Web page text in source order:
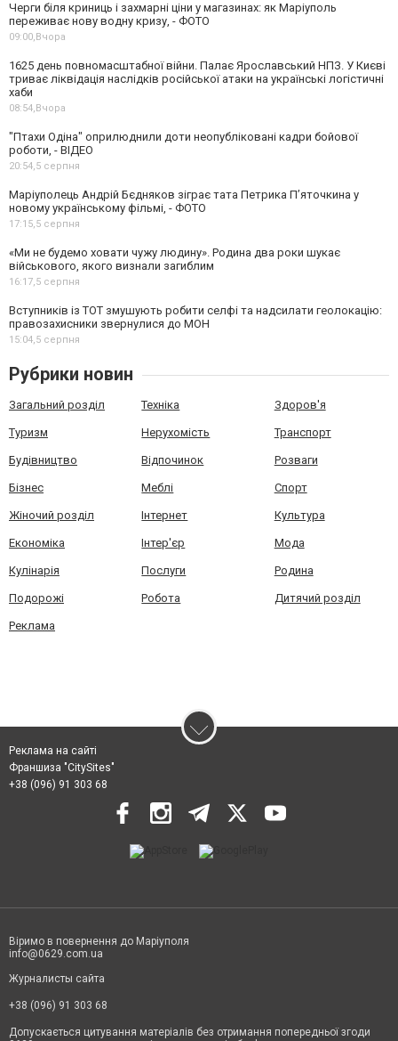
Черги біля криниць і захмарні ціни у магазинах: як Маріуполь
переживає нову водну кризу, - ФОТО
09:00,Вчора
1625 день повномасштабної війни. Палає Ярославський НПЗ. У Києві
триває ліквідація наслідків російської атаки на українські логістичні
хаби
08:54,Вчора
"Птахи Одіна" оприлюднили доти неопубліковані кадри бойової
роботи, - ВІДЕО
20:54,5 серпня
Маріуполець Андрій Бєдняков зіграє тата Петрика П’яточкина у
новому українському фільмі, - ФОТО
17:15,5 серпня
«Ми не будемо ховати чужу людину». Родина два роки шукає
військового, якого визнали загиблим
16:17,5 серпня
Вступників із ТОТ змушують робити селфі та надсилати геолокацію:
правозахисники звернулися до МОН
15:04,5 серпня
Рубрики новин
Загальний розділ Техніка Здоров'я
Туризм Нерухомість Транспорт
Будівництво Відпочинок Розваги
Бізнес Меблі Спорт
Жіночий розділ Інтернет Культура
Економіка Інтер'єр Мода
Кулінарія Послуги Родина
Подорожі Робота Дитячий розділ
Реклама
Реклама на сайті
Франшиза "CitySites"
+38 (096) 91 303 68
Віримо в повернення до Маріуполя
info@0629.com.ua
Журналисты сайта
+38 (096) 91 303 68
Допускається цитування матеріалів без отримання попередньої згоди